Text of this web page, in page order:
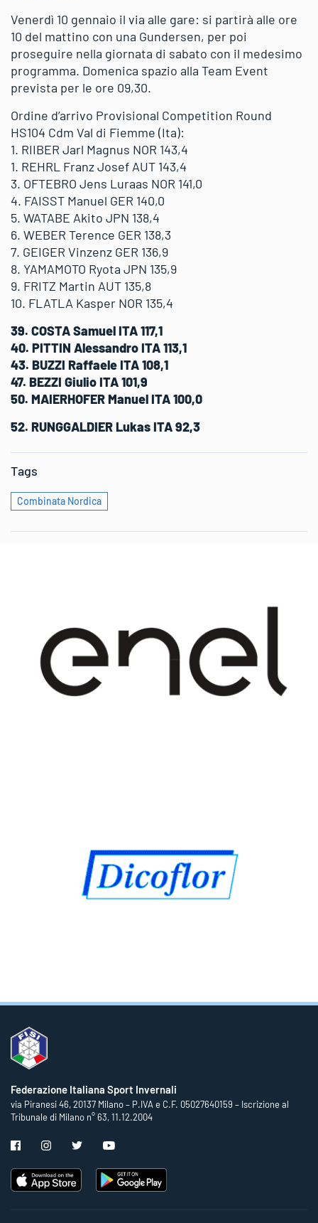
Venerdì 10 gennaio il via alle gare: si partirà alle ore
10 del mattino con una Gundersen, per poi
proseguire nella giornata di sabato con il medesimo
programma. Domenica spazio alla Team Event
prevista per le ore 09,30.
Ordine d’arrivo Provisional Competition Round
HS104 Cdm Val di Fiemme (Ita):
1. RIIBER Jarl Magnus NOR 143,4
1. REHRL Franz Josef AUT 143,4
3. OFTEBRO Jens Luraas NOR 141,0
4. FAISST Manuel GER 140,0
5. WATABE Akito JPN 138,4
6. WEBER Terence GER 138,3
7. GEIGER Vinzenz GER 136,9
8. YAMAMOTO Ryota JPN 135,9
9. FRITZ Martin AUT 135,8
10. FLATLA Kasper NOR 135,4
39. COSTA Samuel ITA 117,1
40. PITTIN Alessandro ITA 113,1
43. BUZZI Raffaele ITA 108,1
47. BEZZI Giulio ITA 101,9
50. MAIERHOFER Manuel ITA 100,0
52. RUNGGALDIER Lukas ITA 92,3
Tags
Combinata Nordica
Federazione Italiana Sport Invernali
via Piranesi 46, 20137 Milano – P.IVA e C.F. 05027640159 – Iscrizione al
Tribunale di Milano n° 63, 11.12.2004